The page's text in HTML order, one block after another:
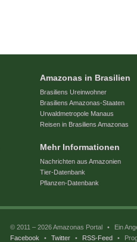
Amazonas in Brasilien
Brasiliens Ureinwohner
Brasiliens Amazonas-Staaten
Urwaldmetropole Manaus
Reisen in Brasiliens Amazonas
Mehr Informationen
Nachrichten aus Amazonien
Tier-Datenbank
Pflanzen-Datenbank
© 2011 – 2026 Amazonas Portal •
Ein
Facebook
• Twitter • RSS-Feed •